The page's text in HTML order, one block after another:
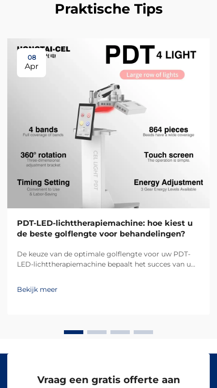
Praktische Tips
08
Apr
PDT-LED-lichttherapiemachine: hoe kiest u
de beste golflengte voor behandelingen?
De keuze van de optimale golflengte voor uw PDT-
LED-lichttherapiemachine bepaalt het succes van uw
klanten. Verschillende golflengten dringen op
verschillende dieptes in de huid door en activeren
Bekijk meer
Vraag een gratis offerte aan